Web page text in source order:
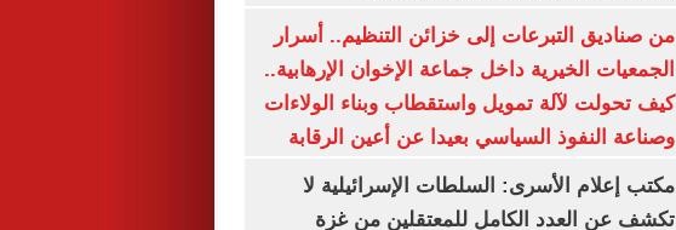
من صناديق التبرعات إلى خزائن التنظيم.. أسرار
الجمعيات الخيرية داخل جماعة الإخوان الإرهابية..
كيف تحولت لآلة تمويل واستقطاب وبناء الولاءات
وصناعة النفوذ السياسي بعيدا عن أعين الرقابة
مكتب إعلام الأسرى: السلطات الإسرائيلية لا
تكشف عن العدد الكامل للمعتقلين من غزة